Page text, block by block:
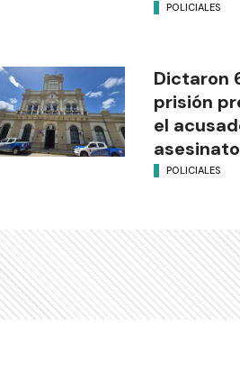
POLICIALES
Dictaron
prisión
el
POLICIALES